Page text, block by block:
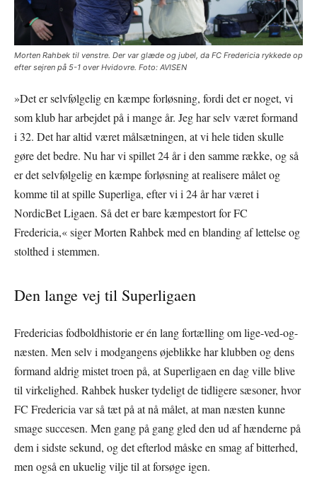
Morten Rahbek til venstre. Der var glæde og jubel, da FC Fredericia rykkede op
efter sejren på 5-1 over Hvidovre. Foto: AVISEN
»Det er selvfølgelig en kæmpe forløsning, fordi det er noget, vi
som klub har arbejdet på i mange år. Jeg har selv været formand
i 32. Det har altid været målsætningen, at vi hele tiden skulle
gøre det bedre. Nu har vi spillet 24 år i den samme række, og så
er det selvfølgelig en kæmpe forløsning at realisere målet og
komme til at spille Superliga, efter vi i 24 år har været i
NordicBet Ligaen. Så det er bare kæmpestort for FC
Fredericia,« siger Morten Rahbek med en blanding af lettelse og
stolthed i stemmen.
Den lange vej til Superligaen
Fredericias fodboldhistorie er én lang fortælling om lige-ved-og-
næsten. Men selv i modgangens øjeblikke har klubben og dens
formand aldrig mistet troen på, at Superligaen en dag ville blive
til virkelighed. Rahbek husker tydeligt de tidligere sæsoner, hvor
FC Fredericia var så tæt på at nå målet, at man næsten kunne
smage succesen. Men gang på gang gled den ud af hænderne på
dem i sidste sekund, og det efterlod måske en smag af bitterhed,
men også en ukuelig vilje til at forsøge igen.